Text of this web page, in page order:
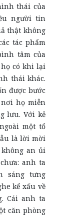
thái của
người tin
thật không
tác phẩm
tâm của
có khi lại
thái khác.
được bước
nơi họ miễn
lưu. Với kẻ
một tổ
là lời mời
an ủi
anh ta
sáng tưng
kể xấu về
Cái anh ta
căn phòng